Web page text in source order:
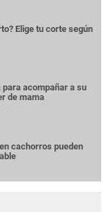
Elige tu corte según
acompañar a su
de mama
cachorros pueden